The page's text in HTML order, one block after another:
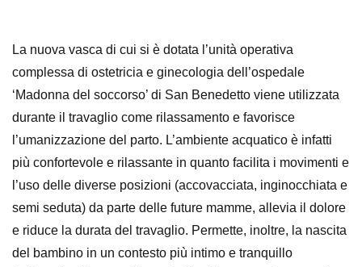
La nuova vasca di cui si è dotata l’unità operativa
complessa di ostetricia e ginecologia dell’ospedale
‘Madonna del soccorso’ di San Benedetto viene utilizzata
durante il travaglio come rilassamento e favorisce
l’umanizzazione del parto. L’ambiente acquatico è infatti
più confortevole e rilassante in quanto facilita i movimenti e
l’uso delle diverse posizioni (accovacciata, inginocchiata e
semi seduta) da parte delle future mamme, allevia il dolore
e riduce la durata del travaglio. Permette, inoltre, la nascita
del bambino in un contesto più intimo e tranquillo